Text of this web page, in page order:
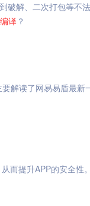
破解、二次打包等不
译？
解读了网易易盾最新
而提升APP的安全性